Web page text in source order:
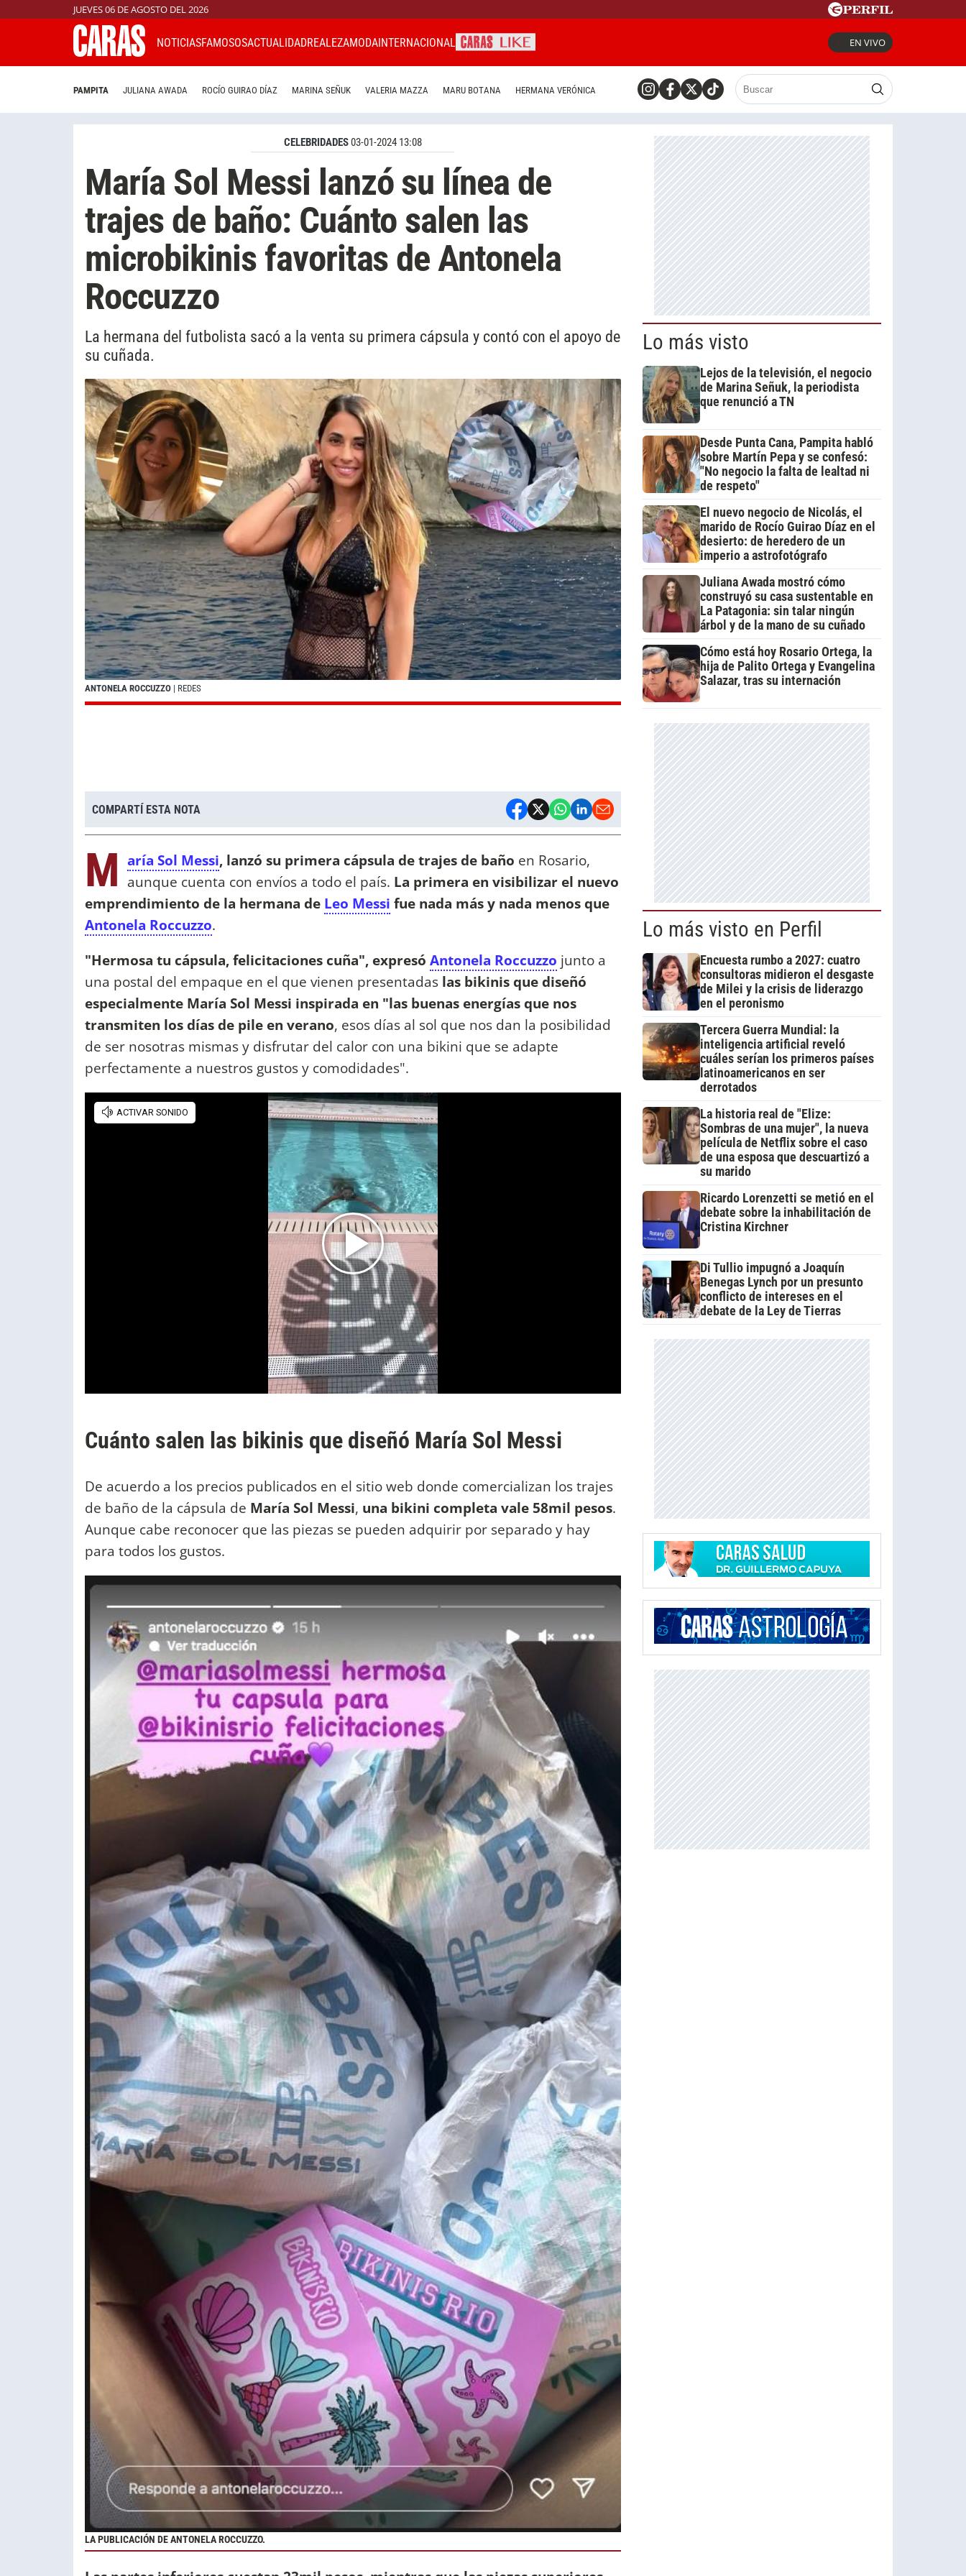
JUEVES 06 DE AGOSTO DEL 2026
NOTICIASFAMOSOSACTUALIDADREALEZAMODAINTERNACIONAL EN VIVO
PAMPITA JULIANA AWADA ROCÍO GUIRAO DÍAZ MARINA SEÑUK VALERIA MAZZA MARU BOTANA HERMANA VERÓNICA
CELEBRIDADES03-01-2024 13:08
María Sol Messi lanzó su línea de
trajes de baño: Cuánto salen las
microbikinis favoritas de Antonela
Roccuzzo
La hermana del futbolista sacó a la venta su primera cápsula y contó con el apoyo de
su cuñada.
ANTONELA ROCCUZZO | REDES
COMPARTÍ ESTA NOTA
M aría Sol Messi, lanzó su primera cápsula de trajes de baño en Rosario,
aunque cuenta con envíos a todo el país. La primera en visibilizar el nuevo
emprendimiento de la hermana de Leo Messi fue nada más y nada menos que
Antonela Roccuzzo.
"Hermosa tu cápsula, felicitaciones cuña", expresó Antonela Roccuzzo junto a
una postal del empaque en el que vienen presentadas las bikinis que diseñó
especialmente María Sol Messi inspirada en "las buenas energías que nos
transmiten los días de pile en verano, esos días al sol que nos dan la posibilidad
de ser nosotras mismas y disfrutar del calor con una bikini que se adapte
perfectamente a nuestros gustos y comodidades".
Cuánto salen las bikinis que diseñó María Sol Messi
De acuerdo a los precios publicados en el sitio web donde comercializan los trajes
de baño de la cápsula de María Sol Messi, una bikini completa vale 58mil pesos.
Aunque cabe reconocer que las piezas se pueden adquirir por separado y hay
para todos los gustos.
LA PUBLICACIÓN DE ANTONELA ROCCUZZO.
Lo más visto
Lejos de la televisión, el negocio
de Marina Señuk, la periodista
que renunció a TN
Desde Punta Cana, Pampita habló
sobre Martín Pepa y se confesó:
"No negocio la falta de lealtad ni
de respeto"
El nuevo negocio de Nicolás, el
marido de Rocío Guirao Díaz en el
desierto: de heredero de un
imperio a astrofotógrafo
Juliana Awada mostró cómo
construyó su casa sustentable en
La Patagonia: sin talar ningún
árbol y de la mano de su cuñado
Cómo está hoy Rosario Ortega, la
hija de Palito Ortega y Evangelina
Salazar, tras su internación
Lo más visto en Perfil
Encuesta rumbo a 2027: cuatro
consultoras midieron el desgaste
de Milei y la crisis de liderazgo
en el peronismo
Tercera Guerra Mundial: la
inteligencia artificial reveló
cuáles serían los primeros países
latinoamericanos en ser
derrotados
La historia real de "Elize:
Sombras de una mujer", la nueva
película de Netflix sobre el caso
de una esposa que descuartizó a
su marido
Ricardo Lorenzetti se metió en el
debate sobre la inhabilitación de
Cristina Kirchner
Di Tullio impugnó a Joaquín
Benegas Lynch por un presunto
conflicto de intereses en el
debate de la Ley de Tierras